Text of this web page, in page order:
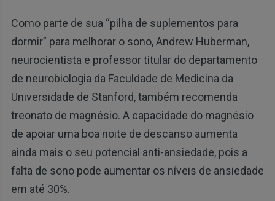
Como parte de sua “pilha de suplementos para
dormir” para melhorar o sono, Andrew Huberman,
neurocientista e professor titular do departamento
de neurobiologia da Faculdade de Medicina da
Universidade de Stanford, também recomenda
treonato de magnésio. A capacidade do magnésio
de apoiar uma boa noite de descanso aumenta
ainda mais o seu potencial anti-ansiedade, pois a
falta de sono pode aumentar os níveis de ansiedade
em até 30%.